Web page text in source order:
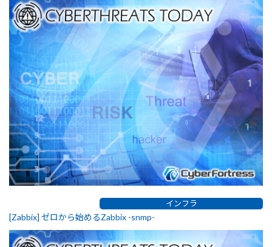
インフラ
[Zabbix] ゼロから始めるZabbix -snmp-